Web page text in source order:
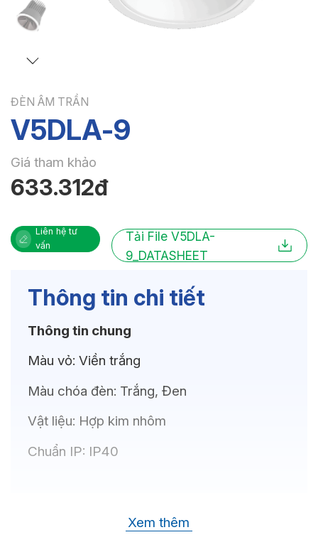
ĐÈN ÂM TRẦN
V5DLA-9
Giá tham khảo
633.312đ
Liên hệ tư
vấn
Tải File V5DLA-
9_DATASHEET
Thông tin chi tiết
Thông tin chung
Màu vỏ: Viền trắng
Màu chóa đèn: Trắng, Đen
Vật liệu: Hợp kim nhôm
Chuẩn IP: IP40
OSRAM(GERMANY)
Xem thêm